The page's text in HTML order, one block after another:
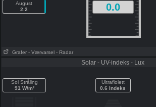
August
2.2
0.0
Grafer - Værvarsel - Radar
Solar - UV-indeks - Lux
Sol Stråling
91 W/m²
Ultrafiolett
0.6 Indeks